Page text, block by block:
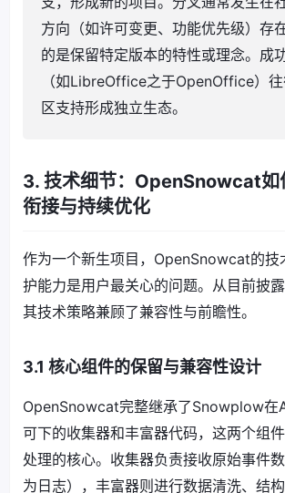
方向（如许可变更、功能优先级）存
的是保留特定版本的特性或理念。成
（如LibreOffice之于OpenOffice）
区支持形成独立生态。
3. 技术细节：OpenSnowcat如
衔接与持续优化
作为一个新生项目，OpenSnowcat的技
护能力是用户最关心的问题。从目前披露
其技术策略兼顾了兼容性与前瞻性。
3.1 核心组件的保留与兼容性设计
OpenSnowcat完整继承了Snowplow在
可下的收集器和丰富器代码，这两个组
处理的核心。收集器负责接收原始事件
为日志），丰富器则进行数据清洗、结